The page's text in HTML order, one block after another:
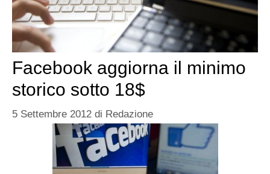
Facebook aggiorna il minimo
storico sotto 18$
5 Settembre 2012 di Redazione